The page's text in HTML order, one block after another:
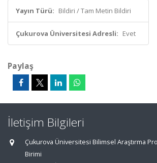
Yayın Türü: Bildiri / Tam Metin Bildiri
Çukurova Üniversitesi Adresli: Evet
Paylaş
İletişim Bilgileri
Çukurova Üniversitesi Bilimsel Araştırma
Birimi